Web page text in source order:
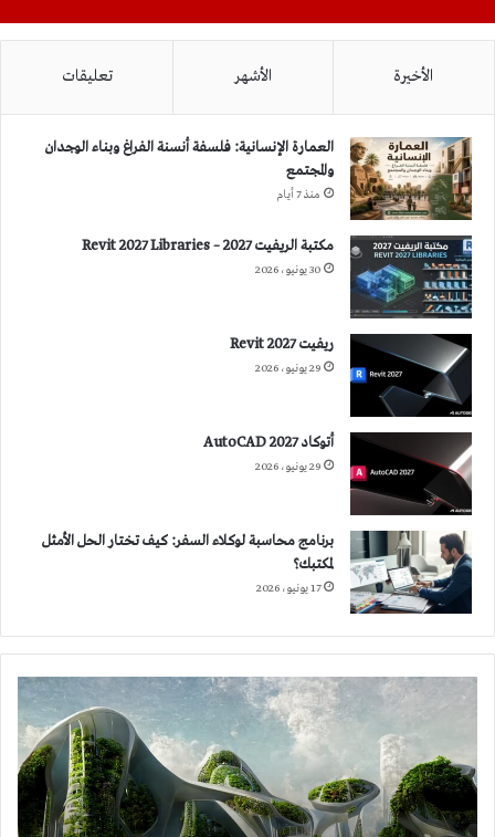
الأخيرة الأشهر تعليقات
العمارة الإنسانية: فلسفة أنسنة الفراغ وبناء الوجدان
والمجتمع
منذ 7 أيام
مكتبة الريفيت 2027 – Revit 2027 Libraries
30 يونيو، 2026
ريفيت 2027 Revit
29 يونيو، 2026
أتوكاد 2027 AutoCAD
29 يونيو، 2026
برنامج محاسبة لوكلاء السفر: كيف تختار الحل الأمثل
لمكتبك؟
17 يونيو، 2026
الصناعي
مستقبل
المستدامة؟